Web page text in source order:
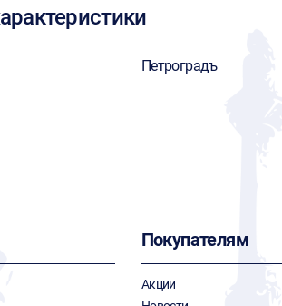
Петроградъ
Покупателям
Акции